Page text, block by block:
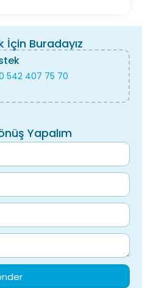
İçin Buradayız
542 407 75 70
Yapalım